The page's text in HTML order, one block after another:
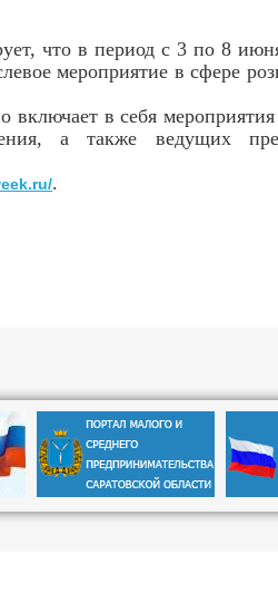
что в период с 3 по 8
мероприятие в сфере
в себя
а также ведущих
.